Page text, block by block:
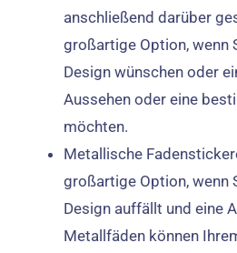
anschließend darüber
großartige Option, wenn
Design wünschen oder
Aussehen oder eine
möchten.
Metallische
großartige Option, wenn
Design auffällt und eine
Metallfäden können